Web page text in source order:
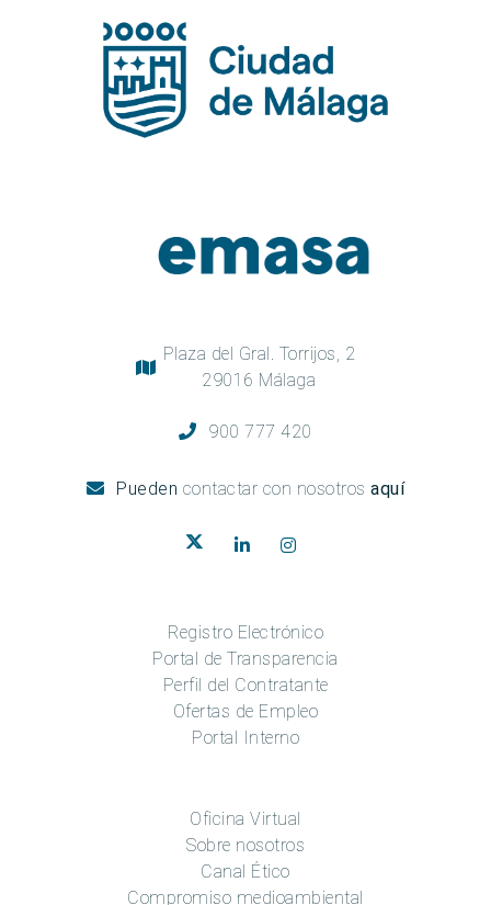
Plaza del Gral. Torrijos, 2
29016 Málaga
900 777 420
Pueden contactar con nosotros aquí
Registro Electrónico
Portal de Transparencia
Perfil del Contratante
Ofertas de Empleo
Portal Interno
Oficina Virtual
Sobre nosotros
Canal Ético
Compromiso medioambiental